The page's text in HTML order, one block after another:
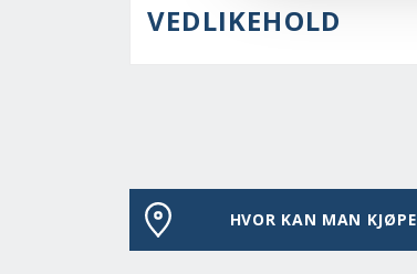
VEDLIKEHOLD
HVOR KAN MAN KJØPE